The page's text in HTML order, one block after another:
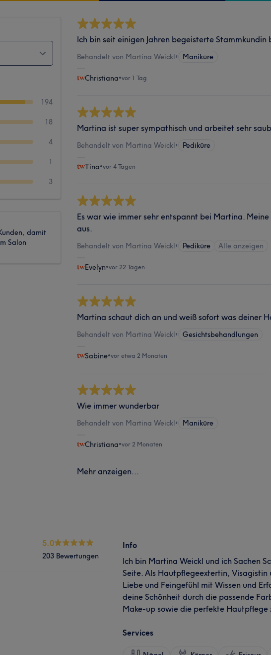
194
18
4
1
3
damit
Salon
Ich bin seit einigen Jahren begeisterte Stammkundin
Behandelt von Martina Weickl• Maniküre
Christiana•vor 1 Tag
Martina ist super sympathisch und arbeitet sehr
Behandelt von Martina Weickl• Pediküre
Tina•vor 4 Tagen
Es war wie immer sehr entspannt bei Martina.
aus.
Behandelt von Martina Weickl• Pediküre Alle anzeigen
Evelyn•vor 22 Tagen
Martina schaut dich an und weiß sofort was deiner
Behandelt von Martina Weickl• Gesichtsbehandlungen
Sabine•vor etwa 2 Monaten
Wie immer wunderbar
Behandelt von Martina Weickl• Maniküre
Christiana•vor 2 Monaten
Mehr anzeigen...
5.0
203 Bewertungen
Info
Ich bin Martina Weickl und ich Sachen
Seite. Als Hautpflegeextertin, Visagistin
Liebe und Feingefühl mit Wissen und
deine Schönheit durch die passende
Make-up sowie die perfekte Hautpflege
Services